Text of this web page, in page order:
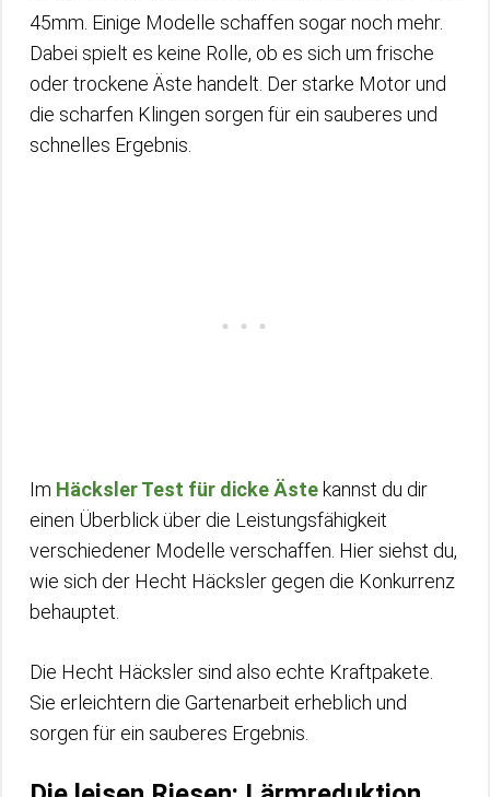
45mm. Einige Modelle schaffen sogar noch mehr.
Dabei spielt es keine Rolle, ob es sich um frische
oder trockene Äste handelt. Der starke Motor und
die scharfen Klingen sorgen für ein sauberes und
schnelles Ergebnis.
Im Häcksler Test für dicke Ästekannst du dir
einen Überblick über die Leistungsfähigkeit
verschiedener Modelle verschaffen. Hier siehst du,
wie sich der Hecht Häcksler gegen die Konkurrenz
behauptet.
Die Hecht Häcksler sind also echte Kraftpakete.
Sie erleichtern die Gartenarbeit erheblich und
sorgen für ein sauberes Ergebnis.